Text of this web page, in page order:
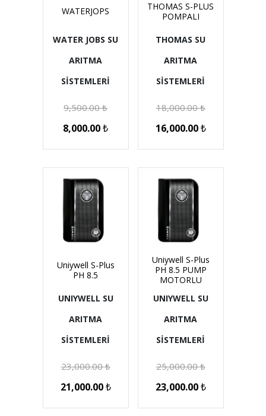
WATERJOPS
WATER JOBS SU
ARITMA
SİSTEMLERİ
9,500.00₺
8,000.00₺
THOMAS S-PLUS
POMPALI
THOMAS SU
ARITMA
SİSTEMLERİ
18,000.00₺
16,000.00₺
Uniywell S-Plus
PH 8.5
UNIYWELL SU
ARITMA
SİSTEMLERİ
23,000.00₺
21,000.00₺
Uniywell S-Plus
PH 8.5 PUMP
MOTORLU
UNIYWELL SU
ARITMA
SİSTEMLERİ
25,000.00₺
23,000.00₺